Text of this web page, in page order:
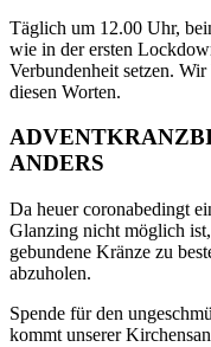
Täglich um 12.00 Uhr,
wie in der ersten
Verbundenheit setzen.
diesen Worten.
ANDERS
Da heuer coronabedingt
Glanzing nicht möglich
gebundene Kränze zu
abzuholen.
Spende für den
kommt unserer